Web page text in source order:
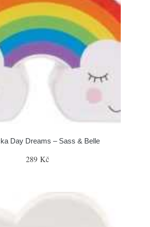
Day Dreams – Sass & Belle
289 Kč